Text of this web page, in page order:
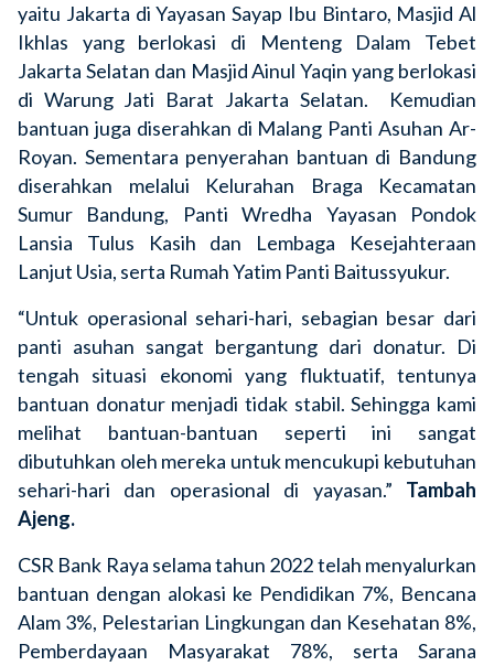
yaitu Jakarta di Yayasan Sayap Ibu Bintaro, Masjid Al
Ikhlas yang berlokasi di Menteng Dalam Tebet
Jakarta Selatan dan Masjid Ainul Yaqin yang berlokasi
di Warung Jati Barat Jakarta Selatan. Kemudian
bantuan juga diserahkan di Malang Panti Asuhan Ar-
Royan. Sementara penyerahan bantuan di Bandung
diserahkan melalui Kelurahan Braga Kecamatan
Sumur Bandung, Panti Wredha Yayasan Pondok
Lansia Tulus Kasih dan Lembaga Kesejahteraan
Lanjut Usia, serta Rumah Yatim Panti Baitussyukur.
“Untuk operasional sehari-hari, sebagian besar dari
panti asuhan sangat bergantung dari donatur. Di
tengah situasi ekonomi yang fluktuatif, tentunya
bantuan donatur menjadi tidak stabil. Sehingga kami
melihat bantuan-bantuan seperti ini sangat
dibutuhkan oleh mereka untuk mencukupi kebutuhan
sehari-hari dan operasional di yayasan.” Tambah
Ajeng.
CSR Bank Raya selama tahun 2022 telah menyalurkan
bantuan dengan alokasi ke Pendidikan 7%, Bencana
Alam 3%, Pelestarian Lingkungan dan Kesehatan 8%,
Pemberdayaan Masyarakat 78%, serta Sarana